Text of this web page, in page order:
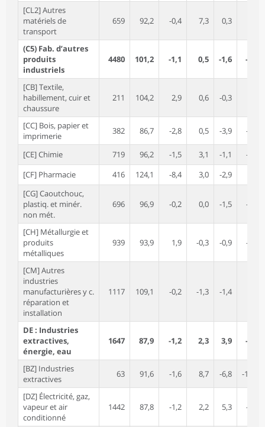
[CL2] Autres
matériels de
transport
659 92,2 -0,4 7,3 0,3
(C5) Fab. d’autres
produits
industriels
4480 101,2 -1,1 0,5 -1,6 -2,2
[CB] Textile,
habillement, cuir et
chaussure
211 104,2 2,9 0,6 -0,3
[CC] Bois, papier et
imprimerie
382 86,7 -2,8 0,5 -3,9 -9,0
[CE] Chimie 719 96,2 -1,5 3,1 -1,1
-7,4
[CF] Pharmacie
416 124,1 -8,4 3,0 -2,9
[CG] Caoutchouc,
plastiq. et minér.
non mét.
696 96,9 -0,2 0,0 -1,5 -6,5
[CH] Métallurgie et
produits
métalliques
939 93,9 1,9 -0,3 -0,9 -2,1
[CM] Autres
industries
manufacturières y c.
réparation et
installation
1117 109,1 -0,2 -1,3 -1,4
DE : Industries
extractives,
énergie, eau
1647 87,9 -1,2 2,3 3,9 -6,2
[BZ] Industries
extractives
63 91,6 -1,6 8,7 -6,8 -14,5
[DZ] Électricité, gaz,
vapeur et air
conditionné
1442 87,8 -1,2 2,2 5,3 -5,8